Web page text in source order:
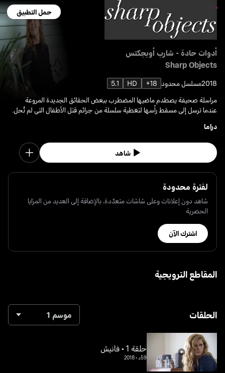
حمل التطبيق
أدوات حادة - شارب أوبجكتس
Sharp Objects
2018مسلسل محدود 18+
HD
5.1
مراسلة صحيفة يصطدم ماضيها المضطرب ببعض الحقائق الجديدة المروعة
عندما ترسل إلى مسقط رأسها لتغطية سلسلة من جرائم قتل الأطفال التي لم تُحل.
دراما
شاهد
لفترة محدودة
شاهد دون إعلانات وعلى شاشات متعدّدة، بالإضافة إلى العديد من المزايا
الحصرية
اشترك الآن
المقاطع الترويجية
الحلقات موسم 1
حلقة 1 • فانيش
59د •
2018